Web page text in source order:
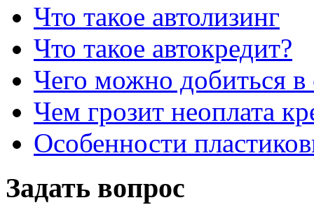
Что такое автолизинг
Что такое автокредит?
Чего можно добиться в
Чем грозит неоплата
Особенности
Задать вопрос